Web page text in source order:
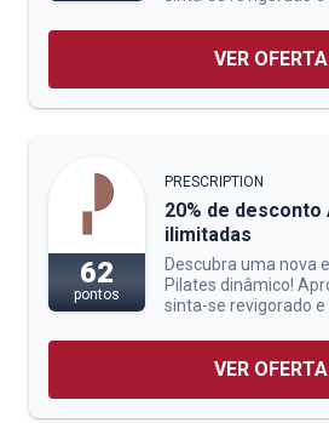
VER OFERTA
62
pontos
PRESCRIPTION
20% de
ilimitadas
Descubra uma nova
Pilates dinâmico!
sinta-se revigorado e
VER OFERTA